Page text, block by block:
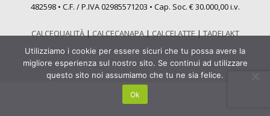
482598 • C.F. / P.IVA 02985571203 • Cap. Soc. € 30.000,00 i.v.
CALCEQUALITÀ|CALCECANAPA|CALCELATTE|TADELAKT
Utilizziamo i cookie per essere sicuri che tu possa avere la
migliore esperienza sul nostro sito. Se continui ad utilizzare
questo sito noi assumiamo che tu ne sia felice.
Ok